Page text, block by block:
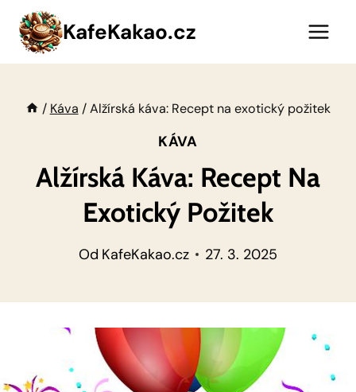
Přeskočit
obsah
KafeKakao.cz
/ Káva / Alžírská káva: Recept na exotický požitek
KÁVA
Alžírská Káva: Recept Na
Exotický Požitek
Od KafeKakao.cz 27. 3. 2025